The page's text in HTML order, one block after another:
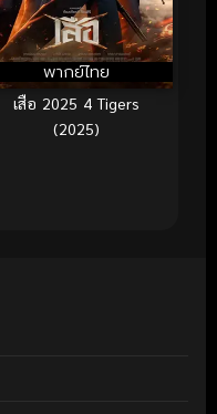
พากย์ไทย
เสือ 2025 4 Tigers
(2025)